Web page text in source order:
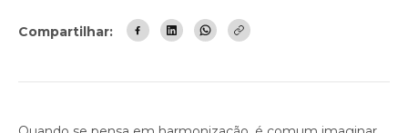
Compartilhar: